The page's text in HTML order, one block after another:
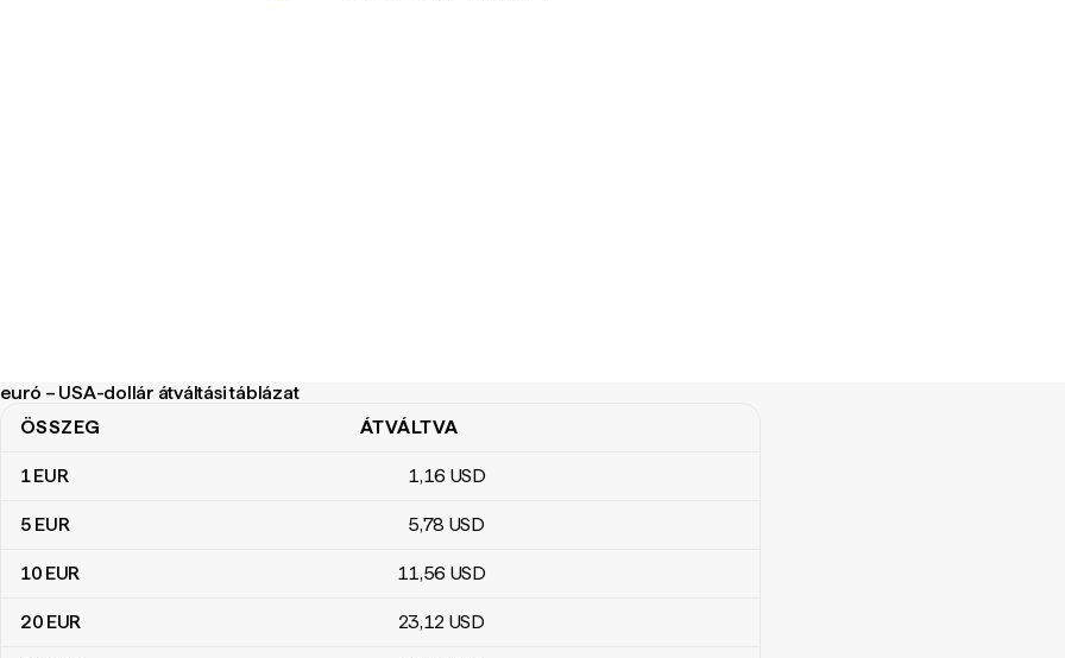
euró – USA-dollár átváltási táblázat
euró – USA-dollár átváltási táblázat
ÖSSZEG ÁTVÁLTVA
1EUR 1,16 USD
5 EUR 5,78 USD
10 EUR 11,56 USD
20 EUR 23,12 USD